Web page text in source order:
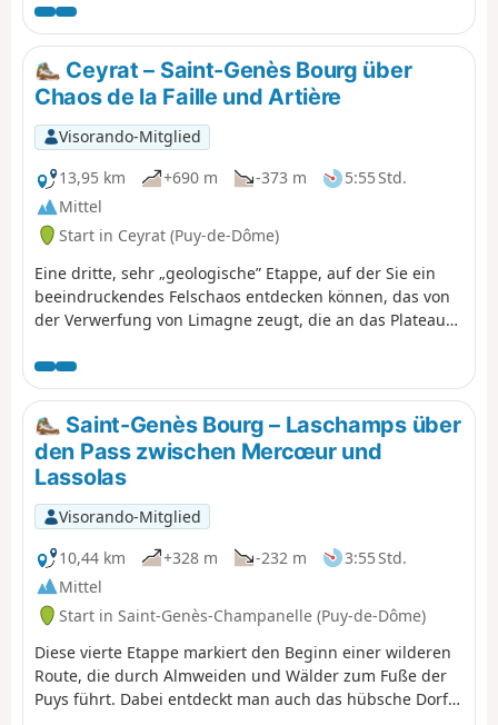
Geschichte und ihrem Kulturerbe
entdecken können. Suchen Sie das Plakat
„Au fil de nos histoires” (Im Laufe unserer
Geschichte) auf dem Vorplatz der Kirche
und scannen Sie den QR-Code, um das
Spiel zu starten (kostenlos, keine
Anmeldung, keine App zum
Herunterladen). Sie können zwischen der
Route „Erwachsene” und der Route
„Erwachsene + Kinder” wählen (mit
zusätzlichen Fragen für Kinder von 6 bis 11
Jahren). Die folgende Beschreibung
bezieht sich nur auf die Route
„Erwachsene”.
Ceyrat – Saint-Genès Bourg über
Chaos de la Faille und Artière
Visorando-Mitglied
13,95 km
+690 m -373 m
5:55 Std.
Mittel
Start in Ceyrat (Puy-de-Dôme)
Eine dritte, sehr „geologische” Etappe, auf der Sie ein
beeindruckendes Felschaos entdecken können, das von
der Verwerfung von Limagne zeugt, die an das Plateau
Artière. Die Route ermöglicht es Ihnen auch, Ceyrat
weiter zu erkunden, indem Sie seinen zweiten alten
Ortsteil, Boisséjour, besuchen.
Saint-Genès Bourg – Laschamps über
den Pass zwischen Mercœur und
Lassolas
Visorando-Mitglied
10,44 km
+328 m -232 m
3:55 Std.
Mittel
Start in Saint-Genès-Champanelle (Puy-de-Dôme)
Diese vierte Etappe markiert den Beginn einer wilderen
Route, die durch Almweiden und Wälder zum Fuße der
Puys führt. Dabei entdeckt man auch das hübsche Dorf